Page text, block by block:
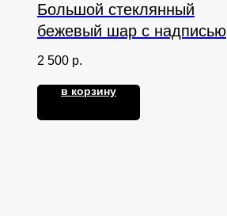
Большой стеклянный
бежевый шар с надписью
2 500 р.
в корзину